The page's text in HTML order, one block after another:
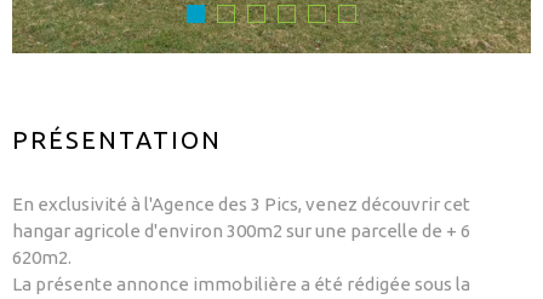
PRÉSENTATION
En exclusivité à l'Agence des 3 Pics, venez découvrir cet
hangar agricole d'environ 300m2 sur une parcelle de + 6
620m2.
La présente annonce immobilière a été rédigée sous la